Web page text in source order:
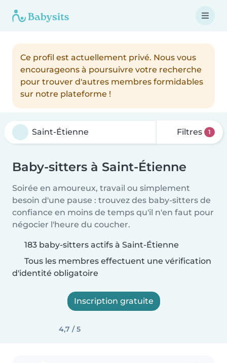
Ce profil est actuellement privé. Nous vous
encourageons à poursuivre votre recherche
pour trouver d'autres membres formidables
sur notre plateforme !
Filtres 1
Baby-sitters à Saint-Étienne
Soirée en amoureux, travail ou simplement
besoin d'une pause : trouvez des baby-sitters de
confiance en moins de temps qu'il n'en faut pour
négocier l'heure du coucher.
183 baby-sitters actifs à Saint-Étienne
Tous les membres effectuent une vérification
d'identité obligatoire
Inscription gratuite
4,7 / 5